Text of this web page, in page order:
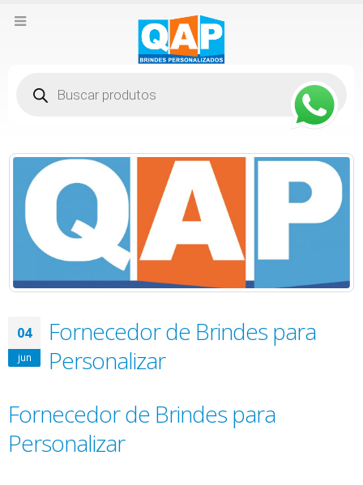
produtos
04
jun
Fornecedor de Brindes para
Personalizar
Fornecedor de Brindes para
Personalizar